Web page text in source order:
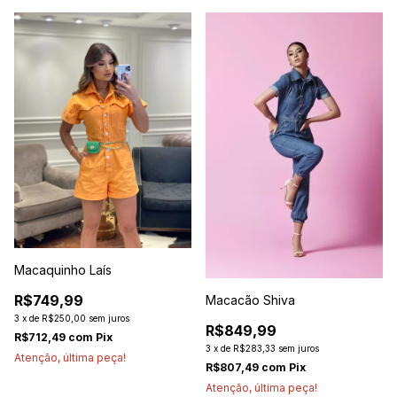
Macaquinho Laís
R$749,99
3 x de R$250,00 sem juros
R$712,49 com Pix
Atenção, última peça!
Macacão Shiva
R$849,99
3 x de R$283,33 sem juros
R$807,49 com Pix
Atenção, última peça!